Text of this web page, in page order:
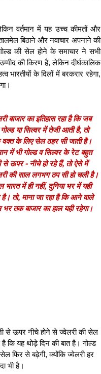
वर्तमान में यह उच्च कीमतों और
बिठाने और नवाचार अपनाने की
की सेल होने के समाचार ने सभी
की किरण है, लेकिन दीर्घकालिक
भारतीयों के दिलों में बरकरार रहेगा,
बाजार का इतिहास रहा है कि जब
या सिल्वर में तेजी आती है, तो
के लिए सेल ठहर सी जाती है।
में भी गोल्ड व सिल्वर के रेट बहुत
से ऊपर - नीचे हो रहे हैं, तो ऐसे में
की साल लगभग ठप सी हो चली है।
भारत में ही नहीं, दुनिया भर में यही
है। तो, माना जा रहा है कि आने वाले
भर तक बाजार का हाल यही रहेगा।
से ऊपर नीचे होने से ज्वेलरी की सेल
कि यह थोड़े दिन की बात है। गोल्ड
फिर से बढ़ेगी, क्योंकि ज्वेलरी हर
भी है।